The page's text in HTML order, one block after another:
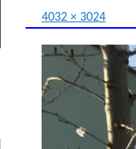
4032 × 3024